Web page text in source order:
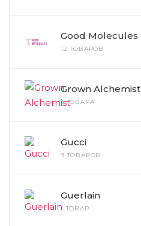
Good Molecules
12 ТОВАРОВ
Grown Alchemist
3 ТОВАРА
Gucci
9 ТОВАРОВ
Guerlain
1 ТОВАР